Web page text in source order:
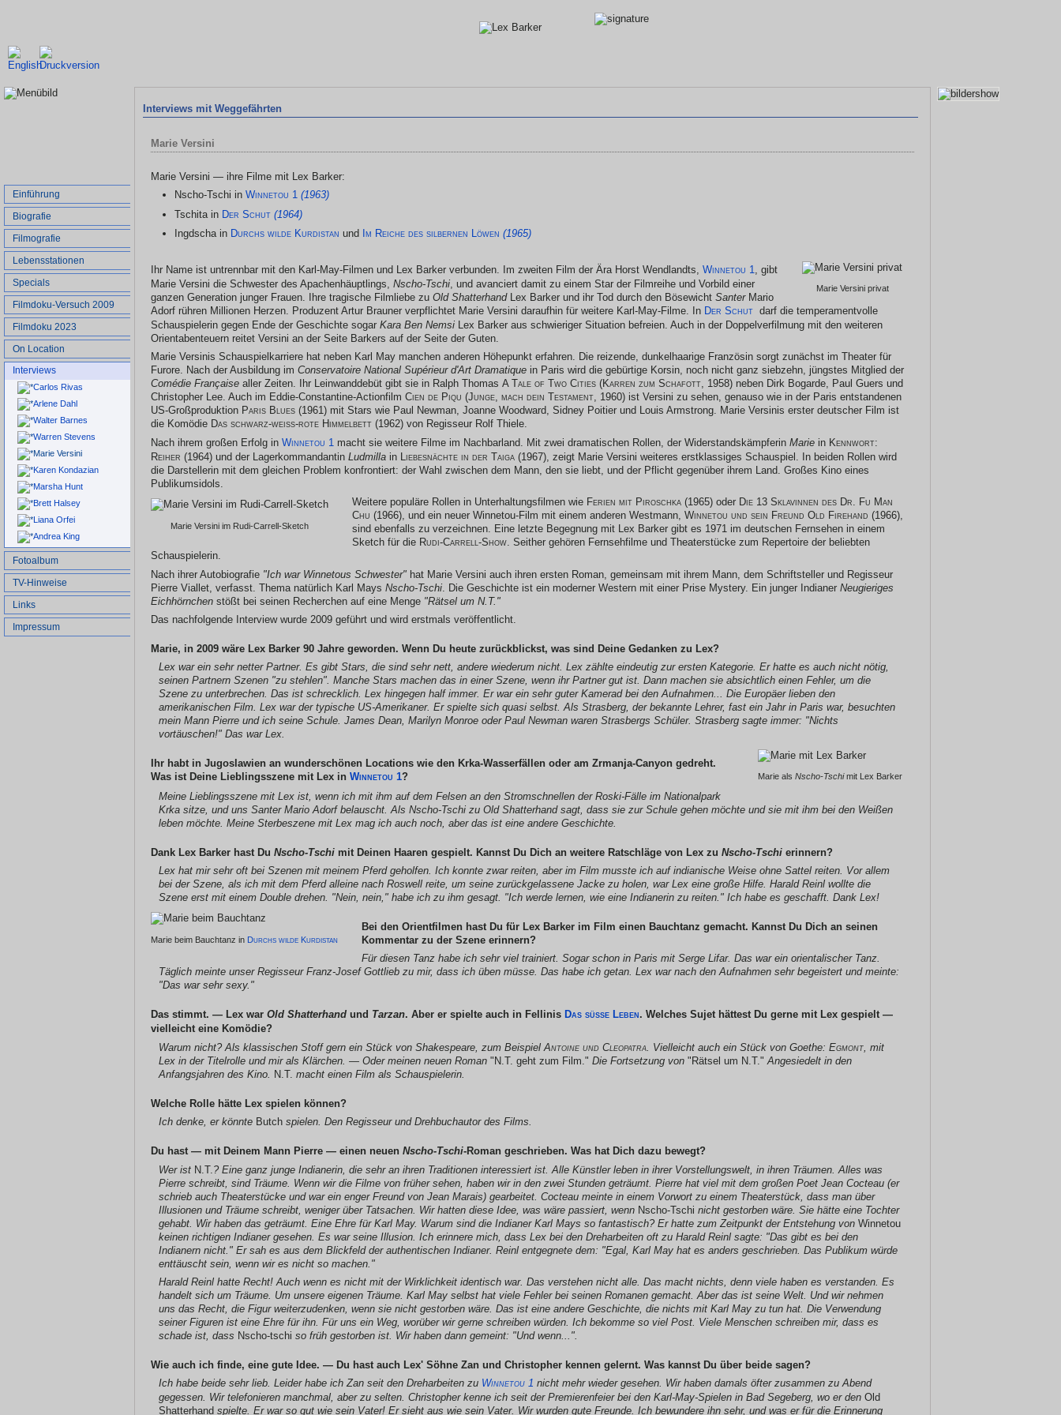
Einführung
Biografie
Filmografie
Lebensstationen
Specials
Filmdoku-Versuch 2009
Filmdoku 2023
On Location
Interviews
Carlos Rivas
Arlene Dahl
Walter Barnes
Warren Stevens
Marie Versini
Karen Kondazian
Marsha Hunt
Brett Halsey
Liana Orfei
Andrea King
Fotoalbum
TV-Hinweise
Links
Impressum
Interviews mit Weggefährten
Marie Versini
Marie Versini — ihre Filme mit Lex Barker:
Nscho-Tschi in Winnetou 1 (1963)
Tschita in Der Schut (1964)
Ingdscha in Durchs wilde Kurdistan und Im Reiche des silbernen Löwen (1965)
Marie Versini privat
Ihr Name ist untrennbar mit den Karl-May-Filmen und Lex Barker verbunden. Im zweiten Film der Ära Horst Wendlandts, Winnetou 1
, gibt
Marie Versini die Schwester des Apachenhäuptlings, Nscho-Tschi , und avanciert damit zu einem Star der Filmreihe und Vorbild einer
ganzen Generation junger Frauen. Ihre tragische Filmliebe zu Old ShatterhandLex Barker und ihr Tod durch den Bösewicht SanterMario
Adorf rühren Millionen Herzen. Produzent Artur Brauner verpflichtet Marie Versini daraufhin für weitere Karl-May-Filme. In Der Schut darf die temperamentvolle
Schauspielerin gegen Ende der Geschichte sogar Kara Ben Nemsi Lex Barker aus schwieriger Situation befreien. Auch in der Doppelverfilmung mit den weiteren
Orientabenteuern reitet Versini an der Seite Barkers auf der Seite der Guten.
Marie Versinis Schauspielkarriere hat neben Karl May manchen anderen Höhepunkt erfahren. Die reizende, dunkelhaarige Französin sorgt zunächst im Theater für
Furore. Nach der Ausbildung im Conservatoire National Supérieur d'Art Dramatique in Paris wird die gebürtige Korsin, noch nicht ganz siebzehn, jüngstes Mitglied der
Comédie Française aller Zeiten. Ihr Leinwanddebüt gibt sie in Ralph Thomas A Tale of Two Cities (Karren zum Schafott, 1958) neben Dirk Bogarde, Paul Guers und
Christopher Lee. Auch im Eddie-Constantine-Actionfilm Cien de Piqu (Junge, mach dein Testament, 1960) ist Versini zu sehen, genauso wie in der Paris entstandenen
US-Großproduktion Paris Blues (1961) mit Stars wie Paul Newman, Joanne Woodward, Sidney Poitier und Louis Armstrong. Marie Versinis erster deutscher Film ist
die Komödie Das schwarz-weiß-rote Himmelbett (1962) von Regisseur Rolf Thiele.
Nach ihrem großen Erfolg in Winnetou 1 macht sie weitere Filme im Nachbarland. Mit zwei dramatischen Rollen, der Widerstandskämpferin Marie in Kennwort:
Reiher (1964) und der Lagerkommandantin Ludmilla in Liebesnächte in der Taiga (1967), zeigt Marie Versini weiteres erstklassiges Schauspiel. In beiden Rollen wird
die Darstellerin mit dem gleichen Problem konfrontiert: der Wahl zwischen dem Mann, den sie liebt, und der Pflicht gegenüber ihrem Land. Großes Kino eines
Publikumsidols.
Marie Versini im Rudi-Carrell-Sketch
Weitere populäre Rollen in Unterhaltungsfilmen wie Ferien mit Piroschka (1965) oder Die 13 Sklavinnen des Dr. Fu Man
Chu (1966), und ein neuer Winnetou-Film mit einem anderen Westmann, Winnetou und sein Freund Old Firehand (1966),
sind ebenfalls zu verzeichnen. Eine letzte Begegnung mit Lex Barker gibt es 1971 im deutschen Fernsehen in einem
Sketch für die Rudi-Carrell-Show. Seither gehören Fernsehfilme und Theaterstücke zum Repertoire der beliebten
Schauspielerin.
Nach ihrer Autobiografie "Ich war Winnetous Schwester" hat Marie Versini auch ihren ersten Roman, gemeinsam mit ihrem Mann, dem Schriftsteller und Regisseur
Pierre Viallet, verfasst. Thema natürlich Karl Mays Nscho-Tschi . Die Geschichte ist ein moderner Western mit einer Prise Mystery. Ein junger Indianer Neugieriges
Eichhörnchen stößt bei seinen Recherchen auf eine Menge "Rätsel um N.T."
Das nachfolgende Interview wurde 2009 geführt und wird erstmals veröffentlicht.
Marie, in 2009 wäre Lex Barker 90 Jahre geworden. Wenn Du heute zurückblickst, was sind Deine Gedanken zu Lex?
Lex war ein sehr netter Partner. Es gibt Stars, die sind sehr nett, andere wiederum nicht. Lex zählte eindeutig zur ersten Kategorie. Er hatte es auch nicht nötig,
seinen Partnern Szenen "zu stehlen". Manche Stars machen das in einer Szene, wenn ihr Partner gut ist. Dann machen sie absichtlich einen Fehler, um die
Szene zu unterbrechen. Das ist schrecklich. Lex hingegen half immer. Er war ein sehr guter Kamerad bei den Aufnahmen... Die Europäer lieben den
amerikanischen Film. Lex war der typische US-Amerikaner. Er spielte sich quasi selbst. Als Strasberg, der bekannte Lehrer, fast ein Jahr in Paris war, besuchten
mein Mann Pierre und ich seine Schule. James Dean, Marilyn Monroe oder Paul Newman waren Strasbergs Schüler. Strasberg sagte immer: "Nichts
vortäuschen!" Das war Lex.
Marie als Nscho-Tschimit Lex Barker
Ihr habt in Jugoslawien an wunderschönen Locations wie den Krka-Wasserfällen oder am Zrmanja-Canyon gedreht.
Was ist Deine Lieblingsszene mit Lex in Winnetou 1?
Meine Lieblingsszene mit Lex ist, wenn ich mit ihm auf dem Felsen an den Stromschnellen der Roski-Fälle im Nationalpark
Krka sitze, und uns SanterMario Adorf belauscht. Als Nscho-Tschi zu Old Shatterhandsagt, dass sie zur Schule gehen möchte und sie mit ihm bei den Weißen
leben möchte. Meine Sterbeszene mit Lex mag ich auch noch, aber das ist eine andere Geschichte.
Dank Lex Barker hast Du Nscho-Tschi mit Deinen Haaren gespielt. Kannst Du Dich an weitere Ratschläge von Lex zu Nscho-Tschi erinnern?
Lex hat mir sehr oft bei Szenen mit meinem Pferd geholfen. Ich konnte zwar reiten, aber im Film musste ich auf indianische Weise ohne Sattel reiten. Vor allem
bei der Szene, als ich mit dem Pferd alleine nach Roswell reite, um seine zurückgelassene Jacke zu holen, war Lex eine große Hilfe. Harald Reinl wollte die
Szene erst mit einem Double drehen. "Nein, nein," habe ich zu ihm gesagt. "Ich werde lernen, wie eine Indianerin zu reiten." Ich habe es geschafft. Dank Lex!
Marie beim Bauchtanz in Durchs wilde Kurdistan
Bei den Orientfilmen hast Du für Lex Barker im Film einen Bauchtanz gemacht. Kannst Du Dich an seinen
Kommentar zu der Szene erinnern?
Für diesen Tanz habe ich sehr viel trainiert. Sogar schon in Paris mit Serge Lifar. Das war ein orientalischer Tanz.
Täglich meinte unser Regisseur Franz-Josef Gottlieb zu mir, dass ich üben müsse. Das habe ich getan. Lex war nach den Aufnahmen sehr begeistert und meinte:
"Das war sehr sexy."
Das stimmt. — Lex war Old Shatterhand und Tarzan. Aber er spielte auch in Fellinis Das süße Leben. Welches Sujet hättest Du gerne mit Lex gespielt —
vielleicht eine Komödie?
Warum nicht? Als klassischen Stoff gern ein Stück von Shakespeare, zum Beispiel Antoine und Cleopatra . Vielleicht auch ein Stück von Goethe: Egmont , mit
Lex in der Titelrolle und mir als Klärchen . — Oder meinen neuen Roman "N.T. geht zum Film." Die Fortsetzung von "Rätsel um N.T." Angesiedelt in den
Anfangsjahren des Kino.
N.T. macht einen Film als Schauspielerin.
Welche Rolle hätte Lex spielen können?
Ich denke, er könnte Butch spielen. Den Regisseur und Drehbuchautor des Films.
Du hast — mit Deinem Mann Pierre — einen neuen Nscho-Tschi-Roman geschrieben. Was hat Dich dazu bewegt?
Wer ist N.T. ? Eine ganz junge Indianerin, die sehr an ihren Traditionen interessiert ist. Alle Künstler leben in ihrer Vorstellungswelt, in ihren Träumen. Alles was
Pierre schreibt, sind Träume. Wenn wir die Filme von früher sehen, haben wir in den zwei Stunden geträumt. Pierre hat viel mit dem großen Poet Jean Cocteau (er
schrieb auch Theaterstücke und war ein enger Freund von Jean Marais) gearbeitet. Cocteau meinte in einem Vorwort zu einem Theaterstück, dass man über
Illusionen und Träume schreibt, weniger über Tatsachen. Wir hatten diese Idee, was wäre passiert, wenn Nscho-Tschi nicht gestorben wäre. Sie hätte eine Tochter
gehabt. Wir haben das geträumt. Eine Ehre für Karl May. Warum sind die Indianer Karl Mays so fantastisch? Er hatte zum Zeitpunkt der Entstehung von Winnetou
keinen richtigen Indianer gesehen. Es war seine Illusion. Ich erinnere mich, dass Lex bei den Dreharbeiten oft zu Harald Reinl sagte: "Das gibt es bei den
Indianern nicht." Er sah es aus dem Blickfeld der authentischen Indianer. Reinl entgegnete dem: "Egal, Karl May hat es anders geschrieben. Das Publikum würde
enttäuscht sein, wenn wir es nicht so machen."
Harald Reinl hatte Recht! Auch wenn es nicht mit der Wirklichkeit identisch war. Das verstehen nicht alle. Das macht nichts, denn viele haben es verstanden. Es
handelt sich um Träume. Um unsere eigenen Träume. Karl May selbst hat viele Fehler bei seinen Romanen gemacht. Aber das ist seine Welt. Und wir nehmen
uns das Recht, die Figur weiterzudenken, wenn sie nicht gestorben wäre. Das ist eine andere Geschichte, die nichts mit Karl May zu tun hat. Die Verwendung
seiner Figuren ist eine Ehre für ihn. Für uns ein Weg, worüber wir gerne schreiben würden. Ich bekomme so viel Post. Viele Menschen schreiben mir, dass es
schade ist, dass Nscho-tschi so früh gestorben ist. Wir haben dann gemeint: "Und wenn...".
Wie auch ich finde, eine gute Idee. — Du hast auch Lex' Söhne Zan und Christopher kennen gelernt. Was kannst Du über beide sagen?
Ich habe beide sehr lieb. Leider habe ich Zan seit den Dreharbeiten zu Winnetou 1 nicht mehr wieder gesehen. Wir haben damals öfter zusammen zu Abend
gegessen. Wir telefonieren manchmal, aber zu selten. Christopher kenne ich seit der Premierenfeier bei den Karl-May-Spielen in Bad Segeberg, wo er den Old
Shatterhand spielte. Er war so gut wie sein Vater! Er sieht aus wie sein Vater. Wir wurden gute Freunde. Ich bewundere ihn sehr, und was er für die Erinnerung